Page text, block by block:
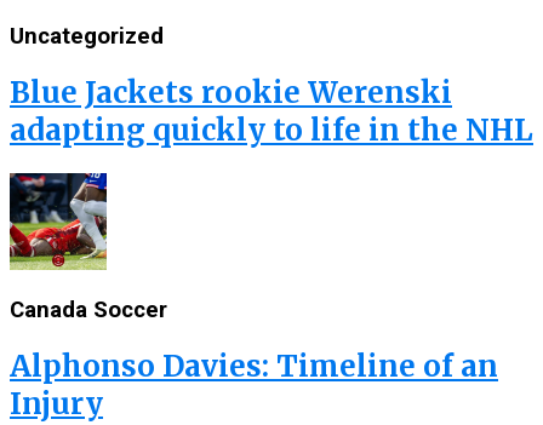
Uncategorized
Blue Jackets rookie Werenski
adapting quickly to life in the NHL
Canada Soccer
Alphonso Davies: Timeline of an
Injury